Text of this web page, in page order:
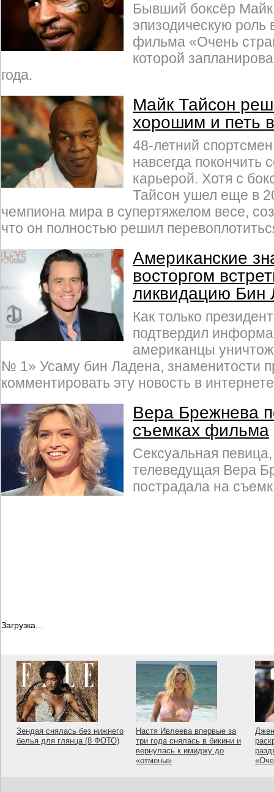
Бывший боксёр
эпизодическую роль
фильма «Очень
которой
года.
Майк Тайсон
хорошим и петь
48-летний
навсегда покончить
карьерой. Хотя с
Тайсон ушел еще в
чемпиона мира в супертяжелом весе,
что он полностью решил
Американские
восторгом
ликвидацию Бин
Как только
подтвердил
американцы
№ 1» Усаму бин Ладена, знаменитости
комментировать эту новость в
Вера Брежнева
съемках фильма
Сексуальная
телеведущая Вера
пострадала на
Загрузка...
Зендая снялась без нижнего
белья для глянца (8 ФОТО)
Настя Ивлеева впервые за
три года снялась в бикини и
вернулась к имиджу до
«отмены»